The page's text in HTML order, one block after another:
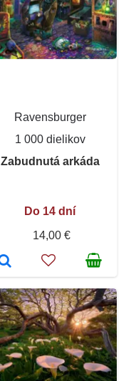
Ravensburger
1 000 dielikov
Zabudnutá arkáda
Do 14 dní
14,00 €